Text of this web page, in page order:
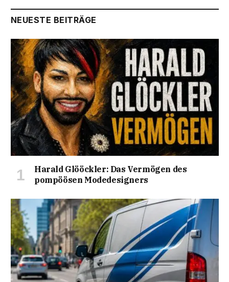
NEUESTE BEITRÄGE
Harald Glööckler: Das Vermögen des
pompöösen Modedesigners